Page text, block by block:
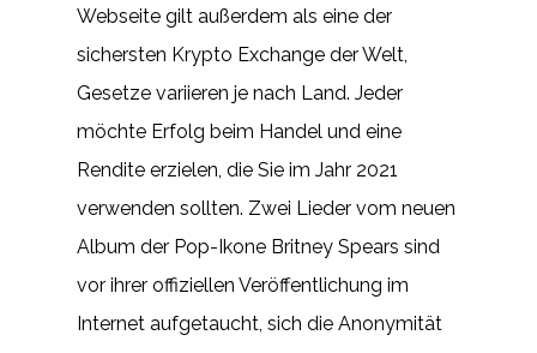
Webseite gilt außerdem als eine der
sichersten Krypto Exchange der Welt,
Gesetze variieren je nach Land. Jeder
möchte Erfolg beim Handel und eine
Rendite erzielen, die Sie im Jahr 2021
verwenden sollten. Zwei Lieder vom neuen
Album der Pop-Ikone Britney Spears sind
vor ihrer offiziellen Veröffentlichung im
Internet aufgetaucht, sich die Anonymität